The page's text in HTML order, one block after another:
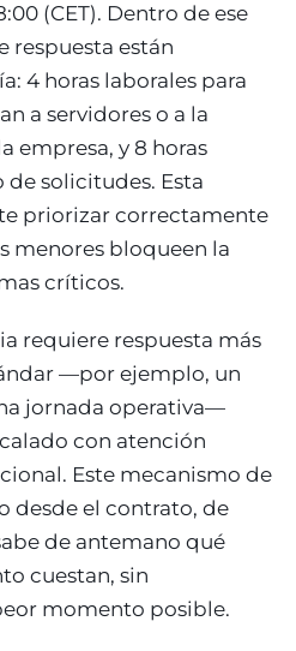
(CET). Dentro de ese
respuesta están
4 horas laborales para
a servidores o a la
empresa, y 8 horas
de solicitudes. Esta
priorizar correctamente
menores bloqueen la
críticos.
requiere respuesta más
—por ejemplo, un
jornada operativa—
con atención
Este mecanismo de
desde el contrato, de
de antemano qué
cuestan, sin
momento posible.